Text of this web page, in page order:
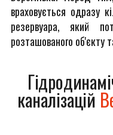
враховується одразу
резервуара, який
розташованого об'єкту
каналізацій